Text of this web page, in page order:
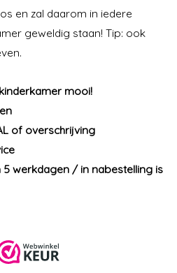
en zal daarom in iedere
geweldig staan! Tip: ook
mooi!
of overschrijving
werkdagen / in nabestelling is